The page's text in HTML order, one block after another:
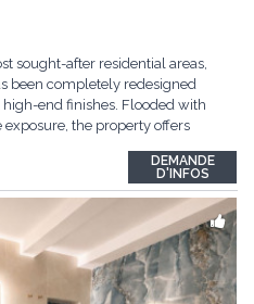
sought-after residential areas,
been completely redesigned
end finishes. Flooded with
the property offers
and a spacious terrace
...
DEMANDE
D'INFOS